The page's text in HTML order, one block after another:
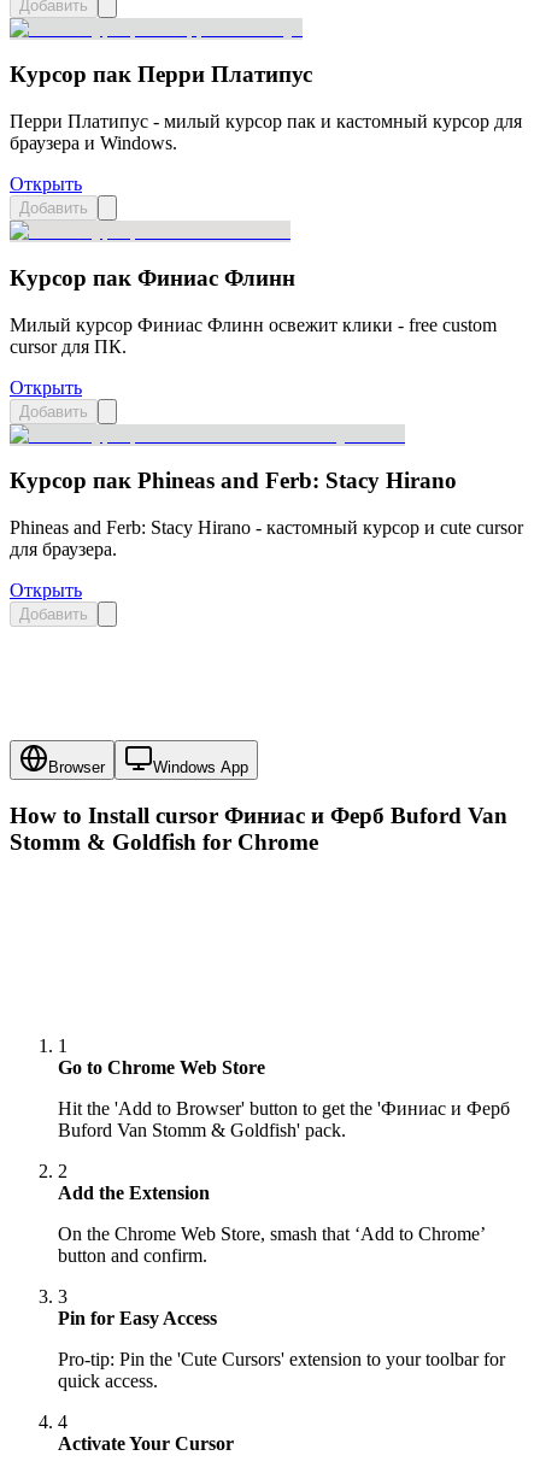
Добавить
Курсор пак Перри Платипус
Перри Платипус - милый курсор пак и кастомный курсор для
браузера и Windows.
Открыть
Добавить
Курсор пак Финиас Флинн
Милый курсор Финиас Флинн освежит клики - free custom
cursor для ПК.
Открыть
Добавить
Курсор пак Phineas and Ferb: Stacy Hirano
Phineas and Ferb: Stacy Hirano - кастомный курсор и cute cursor
для браузера.
Открыть
Добавить
Browser Windows App
How to Install cursor Финиас и Ферб Buford Van
Stomm & Goldfish for Chrome
1
Go to Chrome Web Store
Hit the 'Add to Browser' button to get the 'Финиас и Ферб
Buford Van Stomm & Goldfish' pack.
2
Add the Extension
On the Chrome Web Store, smash that ‘Add to Chrome’
button and confirm.
3
Pin for Easy Access
Pro-tip: Pin the 'Cute Cursors' extension to your toolbar for
quick access.
4
Activate Your Cursor